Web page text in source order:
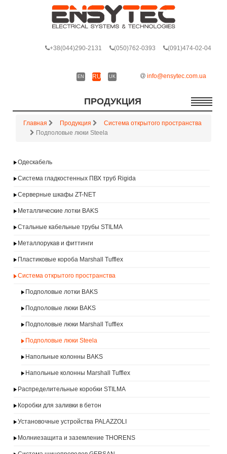
(091)474-02-04
(050)762-0393
+38(044)290-2131
info@ensytec.com.ua
UK
RU
EN
ПРОДУКЦИЯ
Главная Продукция
Система открытого пространства
Подполовые люки Steela
Одескабель
Система гладкостенных ПВХ труб Rigida
Серверные шкафы ZT-NET
Металлические лотки BAKS
Стальные кабельные трубы STILMA
Металлорукав и фиттинги
Пластиковые короба Marshall Tufflex
Система открытого пространства
Подполовые лотки BAKS
Подполовые люки BAKS
Подполовые люки Marshall Tufflex
Подполовые люки Steela
Напольные колонны BAKS
Напольные колонны Marshall Tufflex
Распределительные коробки STILMA
Коробки для заливки в бетон
Установочные устройства PALAZZOLI
Молниезащита и заземление THORENS